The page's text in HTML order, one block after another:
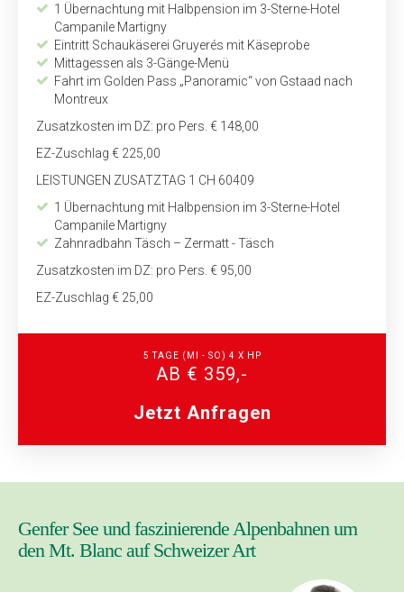
1 Übernachtung mit Halbpension im 3-Sterne-Hotel
Campanile Martigny
Eintritt Schaukäserei Gruyerés mit Käseprobe
Mittagessen als 3-Gänge-Menü
Fahrt im Golden Pass „Panoramic“ von Gstaad nach
Montreux
Zusatzkosten im DZ: pro Pers. € 148,00
EZ-Zuschlag € 225,00
LEISTUNGEN ZUSATZTAG 1 CH 60409
1 Übernachtung mit Halbpension im 3-Sterne-Hotel
Campanile Martigny
Zahnradbahn Täsch – Zermatt - Täsch
Zusatzkosten im DZ: pro Pers. € 95,00
EZ-Zuschlag € 25,00
5 TAGE (MI - SO) 4 X HP
AB € 359,-
Jetzt Anfragen
Genfer See und faszinierende Alpenbahnen um
den Mt. Blanc auf Schweizer Art